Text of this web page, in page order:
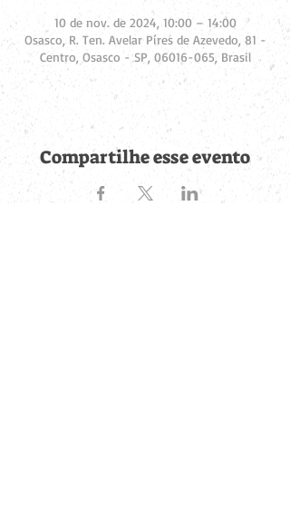
10 de nov. de 2024, 10:00 – 14:00
Osasco, R. Ten. Avelar Píres de Azevedo, 81 -
Centro, Osasco - SP, 06016-065, Brasil
Compartilhe esse evento